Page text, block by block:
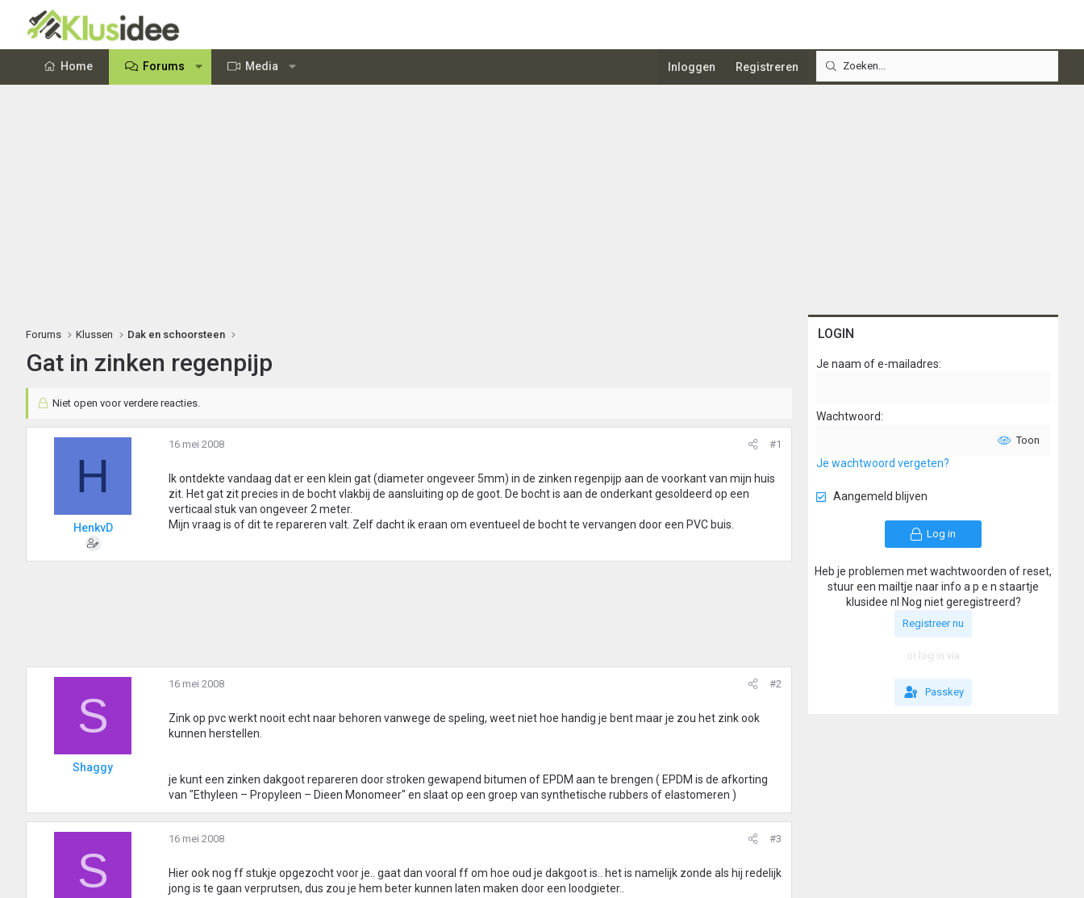
Home Forums Media Inloggen Registreren
Forums Klussen Dak en schoorsteen
Gat in zinken regenpijp
Niet open voor verdere reacties.
H
HenkvD
16 mei 2008 #1
Ik ontdekte vandaag dat er een klein gat (diameter ongeveer 5mm) in de zinken regenpijp aan de voorkant van mijn huis
zit. Het gat zit precies in de bocht vlakbij de aansluiting op de goot. De bocht is aan de onderkant gesoldeerd op een
verticaal stuk van ongeveer 2 meter.
Mijn vraag is of dit te repareren valt. Zelf dacht ik eraan om eventueel de bocht te vervangen door een PVC buis.
S
Shaggy
16 mei 2008 #2
Zink op pvc werkt nooit echt naar behoren vanwege de speling, weet niet hoe handig je bent maar je zou het zink ook
kunnen herstellen.
je kunt een zinken dakgoot repareren door stroken gewapend bitumen of EPDM aan te brengen ( EPDM is de afkorting
van "Ethyleen – Propyleen – Dieen Monomeer" en slaat op een groep van synthetische rubbers of elastomeren )
S
16 mei 2008 #3
Hier ook nog ff stukje opgezocht voor je.. gaat dan vooral ff om hoe oud je dakgoot is.. het is namelijk zonde als hij redelijk
jong is te gaan verprutsen, dus zou je hem beter kunnen laten maken door een loodgieter..
LOGIN
Je naam of e-mailadres
Wachtwoord
Toon
Je wachtwoord vergeten?
Aangemeld blijven
Log in
Heb je problemen met wachtwoorden of reset,
stuur een mailtje naar info a p e n staartje
klusidee nl Nog niet geregistreerd?
Registreer nu
or log in via
Passkey